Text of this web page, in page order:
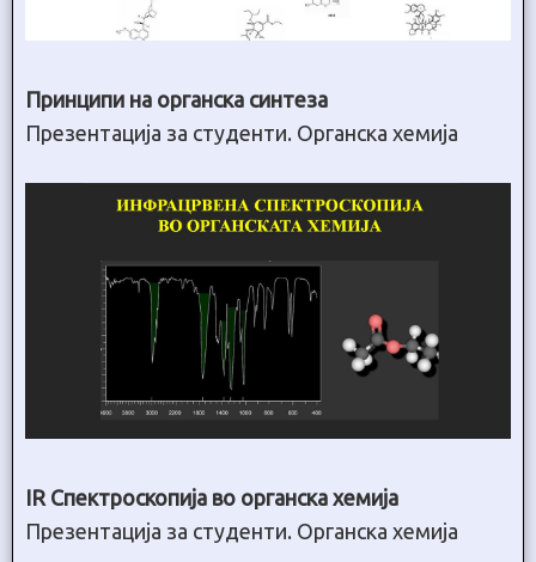
Принципи на органска синтеза
Презентација за студенти. Органска хемија
IR Спектроскопија во органска хемија
Презентација за студенти. Органска хемија